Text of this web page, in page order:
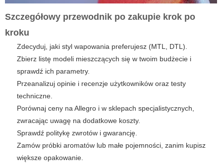
Szczegółowy przewodnik po zakupie krok po
kroku
Zdecyduj, jaki styl wapowania preferujesz (MTL, DTL).
Zbierz listę modeli mieszczących się w twoim budżecie i
sprawdź ich parametry.
Przeanalizuj opinie i recenzje użytkowników oraz testy
techniczne.
Porównaj ceny na Allegro i w sklepach specjalistycznych,
zwracając uwagę na dodatkowe koszty.
Sprawdź politykę zwrotów i gwarancję.
Zamów próbki aromatów lub małe pojemności, zanim kupisz
większe opakowanie.